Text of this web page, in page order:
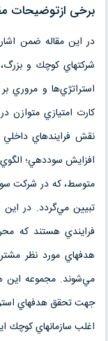
برخی ازتوضیحات
در اين مقاله ضمن
شركتهاي كوچك و
استراتژي‌ها و مروري
كارت امتيازي متوازن
نقش فرايندهاي
افزايش سوددهي؛ الگوي
متوسط، كه در شركت
تبيين مي‌گردد. در اين
فرايندي هستند كه
هدفهاي مورد نظر
مي‌شوند. مجموعه اين
جهت تحقق هدفهاي
اغلب سازمانهاي كوچك